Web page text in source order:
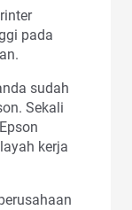
pada
sudah
Sekali
kerja